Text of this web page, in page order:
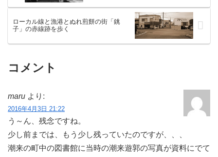
ローカル線と漁港とぬれ煎餅の街「銚
子」の赤線跡を歩く
コメント
maru より:
2016年4月3日 21:22
う～ん、残念ですね。
少し前までは、もう少し残っていたのですが、、、
潮来の町中の図書館に当時の潮来遊郭の写真が資料にでて